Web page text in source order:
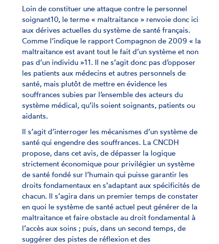
Loin de constituer une attaque contre le personnel
soignant10, le terme « maltraitance » renvoie donc ici
aux dérives actuelles du système de santé français.
Comme l’indique le rapport Compagnon de 2009 « la
maltraitance est avant tout le fait d’un système et non
pas d’un individu »11. Il ne s’agit donc pas d’opposer
les patients aux médecins et autres personnels de
santé, mais plutôt de mettre en évidence les
souffrances subies par l’ensemble des acteurs du
système médical, qu’ils soient soignants, patients ou
aidants.
Il s’agit d’interroger les mécanismes d’un système de
santé qui engendre des souffrances. La CNCDH
propose, dans cet avis, de dépasser la logique
strictement économique pour privilégier un système
de santé fondé sur l’humain qui puisse garantir les
droits fondamentaux en s’adaptant aux spécificités de
chacun. Il s’agira dans un premier temps de constater
en quoi le système de santé actuel peut générer de la
maltraitance et faire obstacle au droit fondamental à
l’accès aux soins ; puis, dans un second temps, de
suggérer des pistes de réflexion et des